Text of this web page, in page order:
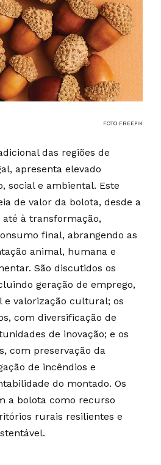
FOTO FREEPIK
das regiões de
apresenta elevado
social e ambiental. Este
de valor da bolota, desde a
à transformação,
final, abrangendo as
animal, humana e
São discutidos os
geração de emprego,
e valorização cultural; os
com diversificação de
de inovação; e os
com preservação da
de incêndios e
do montado. Os
a bolota como recurso
rurais resilientes e